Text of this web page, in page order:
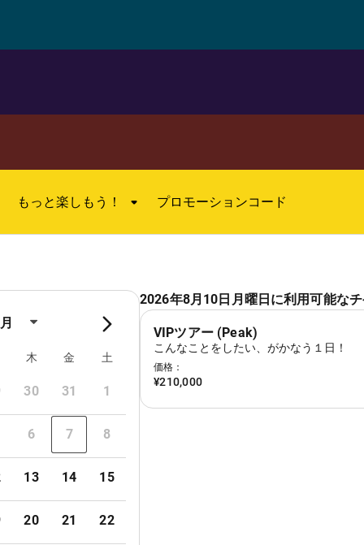
したい！を叶える特別な時間
ションの席や色を指定したり、食べたいときに食べたいも
べたい場所で楽しめる！様々なサービスを堪能！